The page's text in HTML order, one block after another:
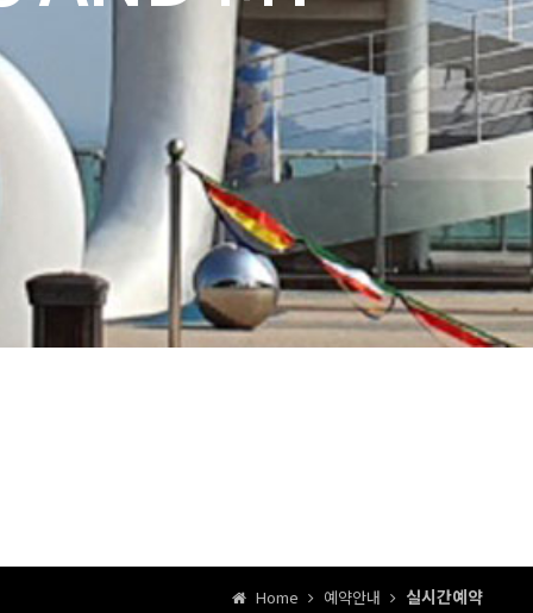
Home 예약안내 실시간예약